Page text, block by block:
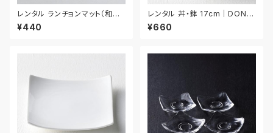
レンタル ランチョンマット（和風）
44.8cm｜MAW014
¥440
レンタル 丼・鉢 17cm｜DON0
51
¥660